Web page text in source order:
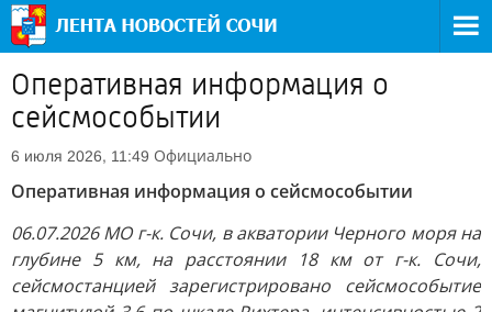
Оперативная информация о
сейсмособытии
6 июля 2026, 11:49 Официально
Оперативная информация о сейсмособытии
06.07.2026 МО г-к. Сочи, в акватории Черного моря на
глубине 5 км, на расстоянии 18 км от г-к. Сочи,
сейсмостанцией зарегистрировано сейсмособытие